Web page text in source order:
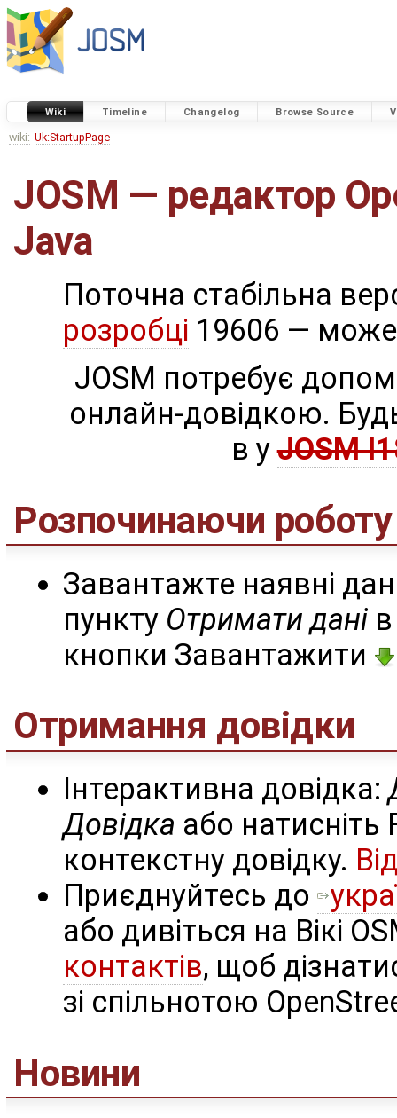
Wiki Timeline Changelog Browse Source
wiki: Uk:StartupPage
JOSM — редактор
Java
Поточна стабільна
розробці 19606 — може
JOSM потребує
онлайн-довідкою.
в уJOSM
Розпочинаючи роботу
Завантажте наявні
пункту Отримати дані
кнопки Завантажити
Отримання довідки
Інтерактивна довідка:
Довідка або
контекстну довідку.
Приєднуйтесь до
або дивіться на Вікі
контактів, щоб
зі спільнотою
Новини